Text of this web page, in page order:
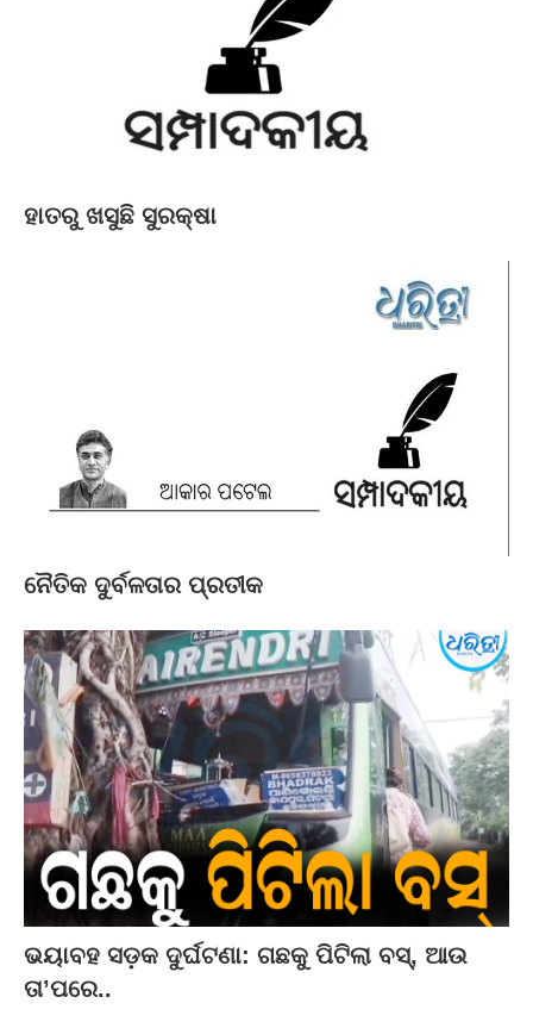
ହାତରୁ ଖସୁଛି ସୁରକ୍ଷା
ନୈତିକ ଦୁର୍ବଳତାର ପ୍ରତୀକ
ଭୟାବହ ସଡ଼କ ଦୁର୍ଘଟଣା: ଗଛକୁ ପିଟିଲା ବସ୍‌, ଆଉ
ତା’ପରେ..